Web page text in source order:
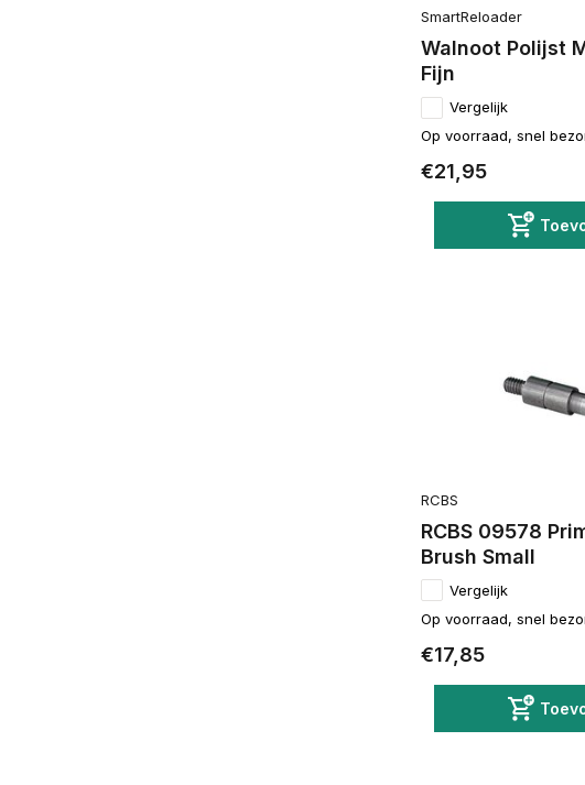
SmartReloader
Walnoot Polijst
Fijn
Vergelijk
Op voorraad, snel
€21,95
RCBS
RCBS 09578
Brush Small
Vergelijk
Op voorraad, snel
€17,85